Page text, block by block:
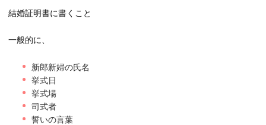
結婚証明書に書くこと
一般的に、
新郎新婦の氏名
挙式日
挙式場
司式者
誓いの言葉